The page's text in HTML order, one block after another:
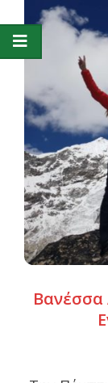
Βανέσσα